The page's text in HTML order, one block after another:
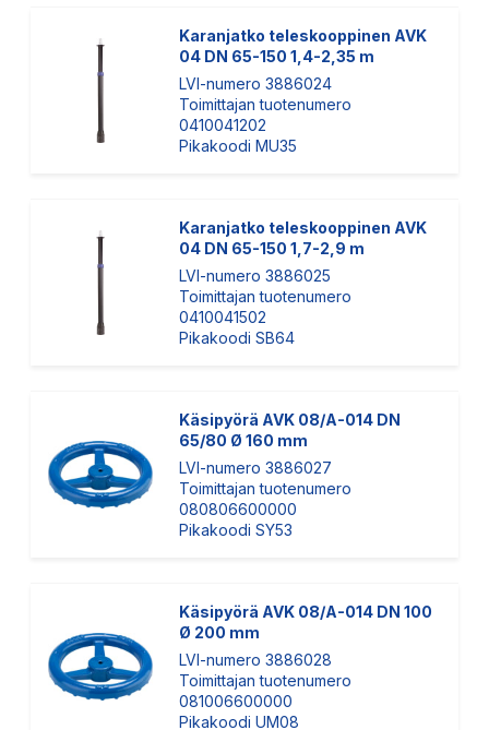
Karanjatko teleskooppinen AVK
04 DN 65-150 1,4-2,35 m
LVI-numero 3886024
Toimittajan tuotenumero
0410041202
Pikakoodi MU35
Karanjatko teleskooppinen AVK
04 DN 65-150 1,7-2,9 m
LVI-numero 3886025
Toimittajan tuotenumero
0410041502
Pikakoodi SB64
Käsipyörä AVK 08/A-014 DN
65/80 Ø 160 mm
LVI-numero 3886027
Toimittajan tuotenumero
080806600000
Pikakoodi SY53
Käsipyörä AVK 08/A-014 DN 100
Ø 200 mm
LVI-numero 3886028
Toimittajan tuotenumero
081006600000
Pikakoodi UM08